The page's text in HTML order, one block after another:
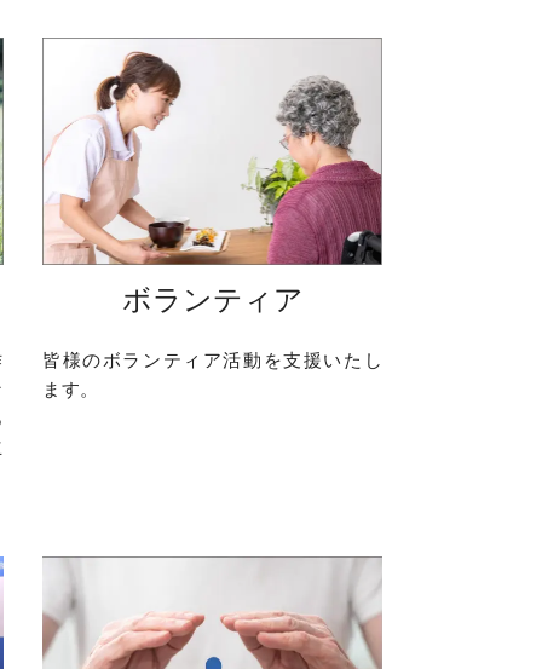
ボランティア
皆様のボランティア活動を支援いたし
ます。